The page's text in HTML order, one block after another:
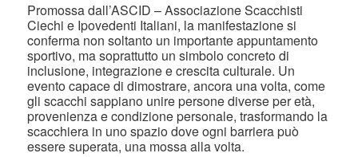
Promossa dall’ASCID – Associazione Scacchisti
Ciechi e Ipovedenti Italiani, la manifestazione si
conferma non soltanto un importante appuntamento
sportivo, ma soprattutto un simbolo concreto di
inclusione, integrazione e crescita culturale. Un
evento capace di dimostrare, ancora una volta, come
gli scacchi sappiano unire persone diverse per età,
provenienza e condizione personale, trasformando la
scacchiera in uno spazio dove ogni barriera può
essere superata, una mossa alla volta.